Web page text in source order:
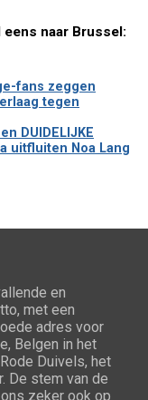
eens naar Brussel:
fans zeggen
tegen
DUIDELIJKE
uitfluiten Noa Lang
en
met een
adres voor
Belgen in het
Duivels, het
De stem van de
zeker ook op